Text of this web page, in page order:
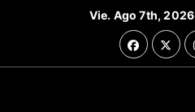
Vie. Ago 7th, 2026